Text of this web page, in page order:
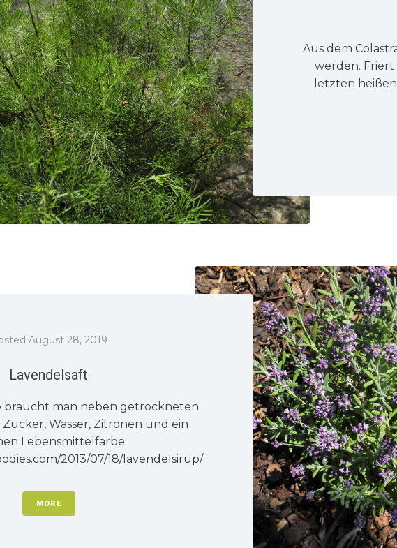
Aus dem
werden. Friert
letzten
August 28, 2019
Lavendelsaft
braucht man neben getrockneten
Wasser, Zitronen und ein
Lebensmittelfarbe:
2013/07/18/lavendelsirup/
MORE